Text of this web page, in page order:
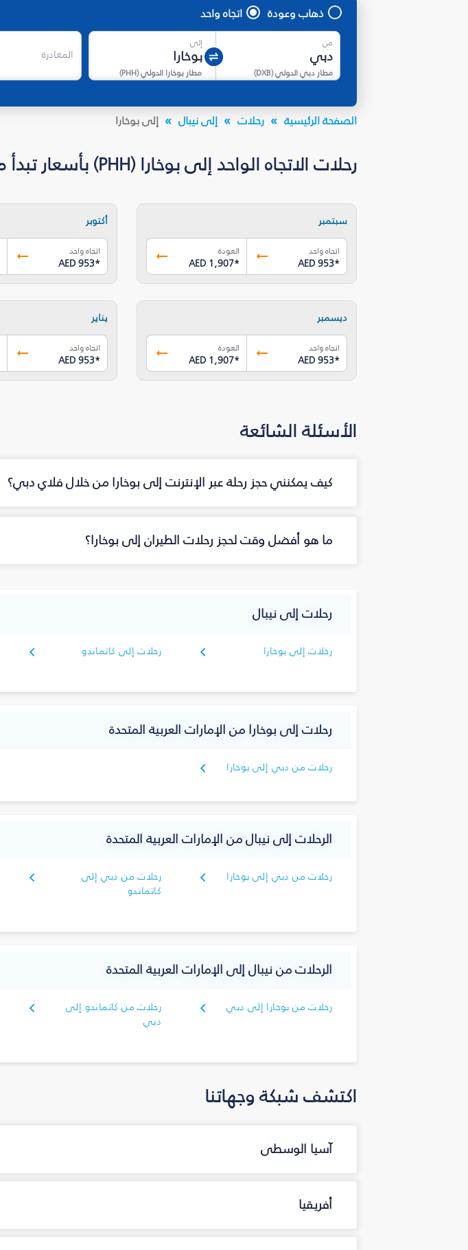
ذهاب وعودة اتجاه واحد
من
مطار دبي الدولي(
DXB
)
إلى
مطار بوخارا الدولي(
PHH
)
المغادرة
الصفحة الرئيسية رحلات إلى نيبال إلى بوخارا
رحلات الاتجاه الواحد إلى بوخارا (PHH) بأسعار تبدأ من AED 953* - فلاي دبي
سبتمبر
اتجاه واحد
AED 953*
العودة
AED 1,907*
أكتوبر
اتجاه واحد
AED 953*
ديسمبر
اتجاه واحد
AED 953*
العودة
AED 1,907*
يناير
اتجاه واحد
AED 953*
الأسئلة الشائعة
كيف يمكنني حجز رحلة عبر الإنترنت إلى بوخارا من خلال فلاي دبي؟
ما هو أفضل وقت لحجز رحلات الطيران إلى بوخارا؟
رحلات إلى نيبال
رحلات إلى بوخارا رحلات إلى كاتماندو
رحلات إلى بوخارا من الإمارات العربية المتحدة
رحلات من دبي إلى بوخارا
الرحلات إلى نيبال من الإمارات العربية المتحدة
رحلات من دبي إلى بوخارا
رحلات من دبي إلى
كاتماندو
الرحلات من نيبال إلى الإمارات العربية المتحدة
رحلات من بوخارا إلى دبي
رحلات من كاتماندو إلى
دبي
اكتشف شبكة وجهاتنا
آسيا الوسطى
أفريقيا